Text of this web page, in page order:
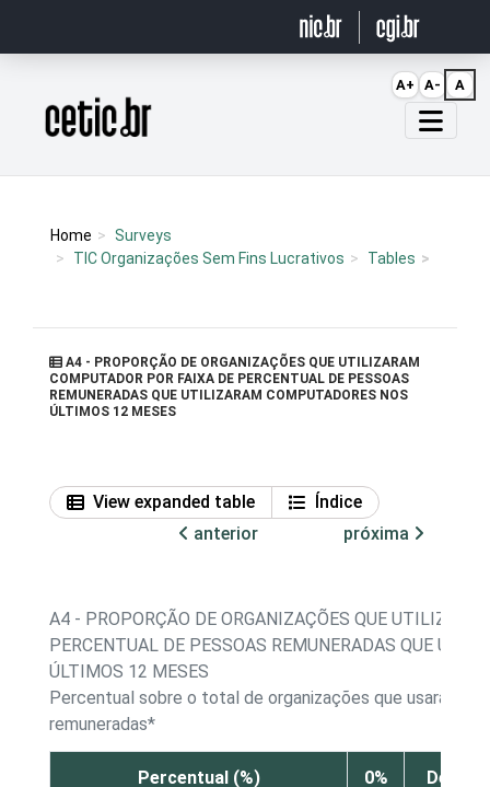
Página inicial
Home
Surveys
TIC Organizações Sem Fins Lucrativos
Tables
A4 - PROPORÇÃO DE ORGANIZAÇÕES QUE UTILIZARAM
COMPUTADOR POR FAIXA DE PERCENTUAL DE PESSOAS
REMUNERADAS QUE UTILIZARAM COMPUTADORES NOS
ÚLTIMOS 12 MESES
View expanded table
Índice
anterior
próxima
A4 - PROPORÇÃO DE ORGANIZAÇÕES QUE
PERCENTUAL DE PESSOAS REMUNERADAS QUE
ÚLTIMOS 12 MESES
Percentual sobre o total de organizações que usaram
remuneradas*
Percentual (%) 0%
De
A+ A- A